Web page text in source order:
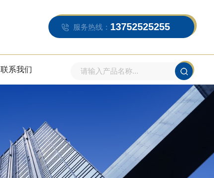
服务热线： 13752525255
联系我们